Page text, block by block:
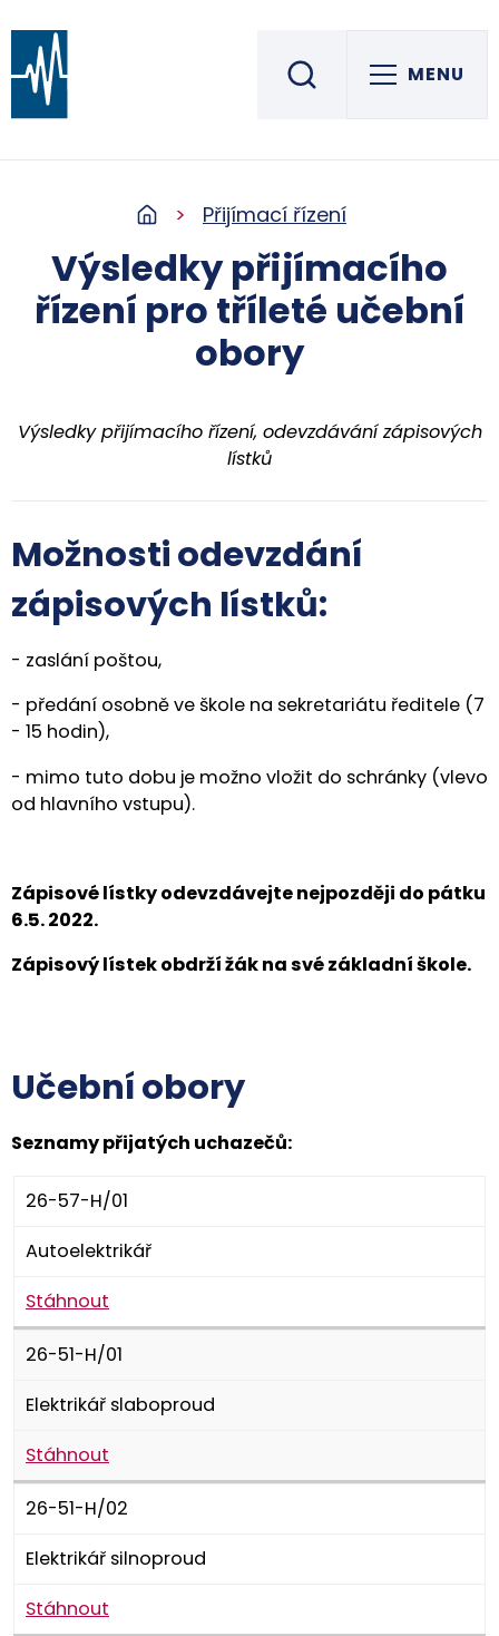
Střední škola informatiky, elektrotechniky a řemesel
ROŽNOV POD RADHOŠTĚM MENU
Přijímací řízení
Výsledky přijímacího
řízení pro tříleté učební
obory
Výsledky přijímacího řízení, odevzdávání zápisových
lístků
Možnosti odevzdání
zápisových lístků:
- zaslání poštou,
- předání osobně ve škole na sekretariátu ředitele (7
- 15 hodin),
- mimo tuto dobu je možno vložit do schránky (vlevo
od hlavního vstupu).
Zápisové lístky odevzdávejte nejpozději do pátku
6.5. 2022.
Zápisový lístek obdrží žák na své základní škole.
Učební obory
Seznamy přijatých uchazečů:
26-57-H/01
Autoelektrikář
Stáhnout
26-51-H/01
Elektrikář slaboproud
Stáhnout
26-51-H/02
Elektrikář silnoproud
Stáhnout